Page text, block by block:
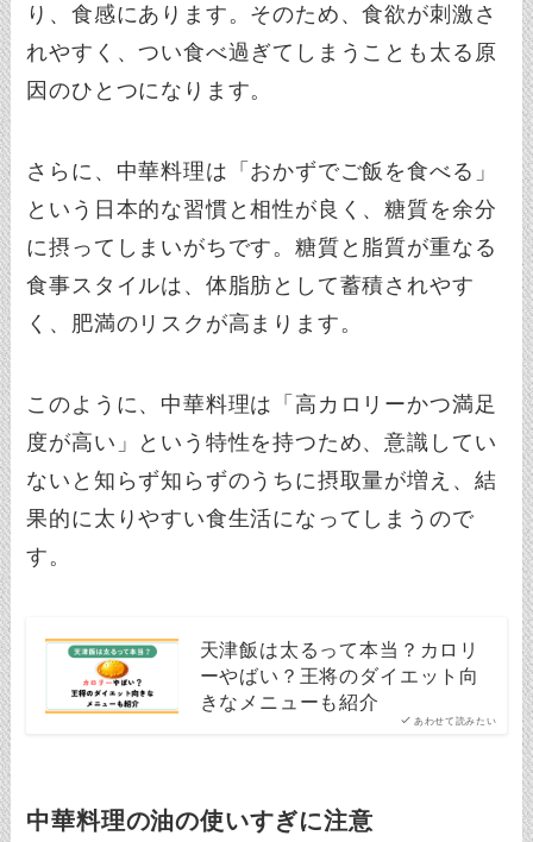
り、食感にあります。そのため、食欲が刺激さ
れやすく、つい食べ過ぎてしまうことも太る原
因のひとつになります。
さらに、中華料理は「おかずでご飯を食べる」
という日本的な習慣と相性が良く、糖質を余分
に摂ってしまいがちです。糖質と脂質が重なる
食事スタイルは、体脂肪として蓄積されやす
く、肥満のリスクが高まります。
このように、中華料理は「高カロリーかつ満足
度が高い」という特性を持つため、意識してい
ないと知らず知らずのうちに摂取量が増え、結
果的に太りやすい食生活になってしまうので
す。
あわせて読みたい
天津飯は太るって本当？カロリ
ーやばい？王将のダイエット向
きなメニューも紹介
中華料理の油の使いすぎに注意